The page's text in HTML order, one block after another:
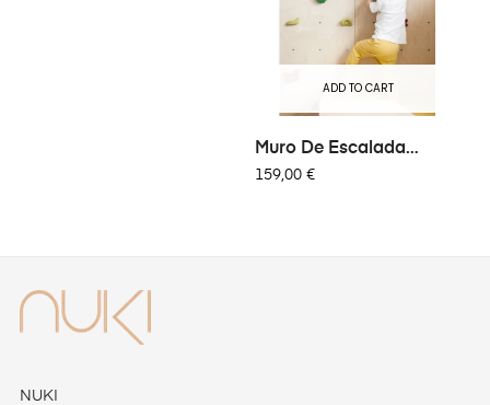
ADD TO CART
Muro De Escalada
Ecológico...
159,00 €
NUKI